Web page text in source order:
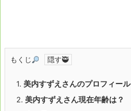
もくじ
1. 美内すずえさんのプロフィール
2. 美内すずえさん現在年齢は？